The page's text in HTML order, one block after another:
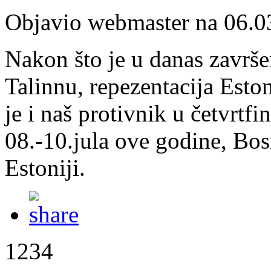
Objavio webmaster na
Nakon što je u danas
Talinnu, repezentacija
je i naš protivnik u
08.-10.jula ove godine,
Estoniji.
1234